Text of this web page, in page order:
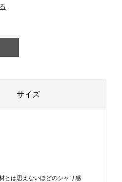
サイズ
とは思えないほどのシャリ感